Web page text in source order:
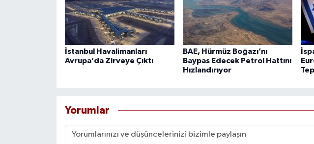
İstanbul Havalimanları
Avrupa’da Zirveye Çıktı
BAE, Hürmüz Boğazı’nı
Baypas Edecek Petrol Hattını
Hızlandırıyor
Yorumlar